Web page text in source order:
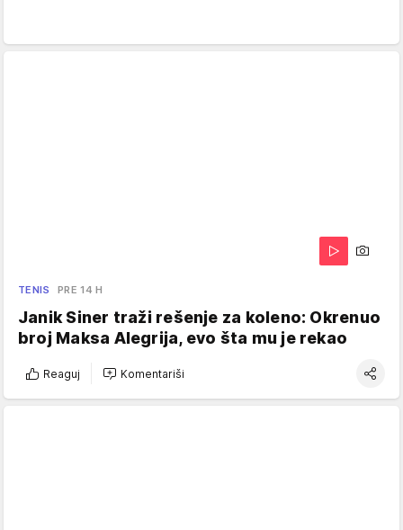
TENIS PRE 14 H
Janik Siner traži rešenje za koleno: Okrenuo
broj Maksa Alegrija, evo šta mu je rekao
Reaguj Komentariši